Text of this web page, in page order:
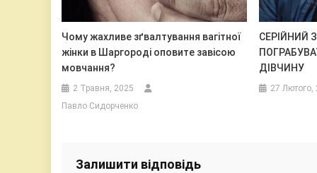
Чому жахливе зґвалтування вагітної
жінки в Шаргороді оповите завісою
мовчання?
2 Травня, 2025
Павло Сидорченко
СЕРІЙНИЙ
ДІВЧИНУ
27 Лютого,
Залишити відповідь